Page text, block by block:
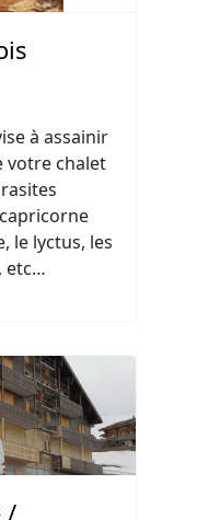
à assainir
votre chalet
le lyctus, les
etc…
/